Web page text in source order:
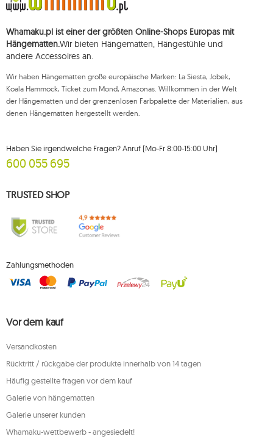
Sie haben das Recht, auf die Verarbeitung Ihrer personenbezogenen Daten
zuzugreifen, diese zu korrigieren, zu löschen, deren Verarbeitung zu
einer zuständigen Aufsichtsbehörde eine Beschwerde über die
Verarbeitung dieser Daten einzureichen und zu erheben Ihre Einwilligung
zur Verarbeitung Ihrer personenbezogenen Daten kann jederzeit
widerrufen werden, wobei ein solcher Widerruf die Rechtmäßigkeit der
genannten Rechte auszuüben, wenden Sie sich bitte per E-Mail oder per
Brief an die registrierte Adresse an die Kundendienstabteilung von Mouton
Interactive.
Weitere Informationen finden Sie unter:
Whamaku.pl ist einer der größten Online-Shops Europas mit
Hängematten.Wir bieten Hängematten, Hängestühle und
andere Accessoires an.
Wir haben Hängematten große europäische Marken: La Siesta, Jobek,
Koala Hammock, Ticket zum Mond, Amazonas. Willkommen in der Welt
der Hängematten und der grenzenlosen Farbpalette der Materialien, aus
denen Hängematten hergestellt werden.
Haben Sie irgendwelche Fragen? Anruf (Mo-Fr 8:00-15:00 Uhr)
600 055 695
TRUSTED SHOP
Zahlungsmethoden
Vor dem kauf
Versandkosten
Rücktritt / rückgabe der produkte innerhalb von 14 tagen
Häufig gestellte fragen vor dem kauf
Galerie von hängematten
Galerie unserer kunden
Whamaku-wettbewerb - angesiedelt!